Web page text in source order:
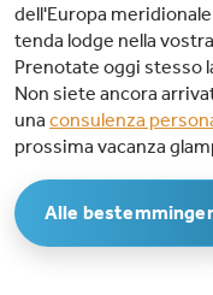
dell'Europa
tenda lodge nella
Prenotate oggi stesso
Non siete ancora
una consulenza
prossima vacanza
Alle